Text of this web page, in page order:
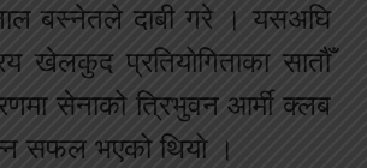
बस्नेतले दाबी गरे । यसअघि
खेलकुद प्रतियोगिताका सातौँ
सेनाको त्रिभुवन आर्मी क्लब
सफल भएको थियो ।